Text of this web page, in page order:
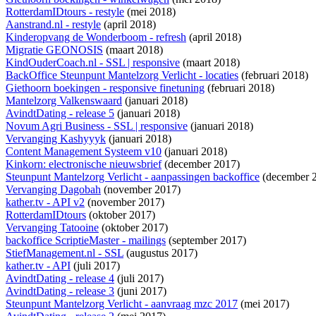
RotterdamIDtours - restyle (mei 2018)
Aanstrand.nl - restyle (april 2018)
Kinderopvang de Wonderboom - refresh (april 2018)
Migratie GEONOSIS (maart 2018)
KindOuderCoach.nl - SSL | responsive (maart 2018)
BackOffice Steunpunt Mantelzorg Verlicht - locaties (februari 2018)
Giethoorn boekingen - responsive finetuning (februari 2018)
Mantelzorg Valkenswaard (januari 2018)
AvindtDating - release 5 (januari 2018)
Novum Agri Business - SSL | responsive (januari 2018)
Vervanging Kashyyyk (januari 2018)
Content Management Systeem v10 (januari 2018)
Kinkorn: electronische nieuwsbrief(december 2017)
Steunpunt Mantelzorg Verlicht - aanpassingen backoffice (december
Vervanging Dagobah (november 2017)
kather.tv - API v2 (november 2017)
RotterdamIDtours (oktober 2017)
Vervanging Tatooine (oktober 2017)
backoffice ScriptieMaster - mailings (september 2017)
StiefManagement.nl - SSL (augustus 2017)
kather.tv - API (juli 2017)
AvindtDating - release 4 (juli 2017)
AvindtDating - release 3 (juni 2017)
Steunpunt Mantelzorg Verlicht - aanvraag mzc 2017 (mei 2017)